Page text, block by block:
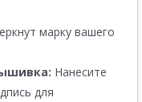
марку вашего
Нанесите
для